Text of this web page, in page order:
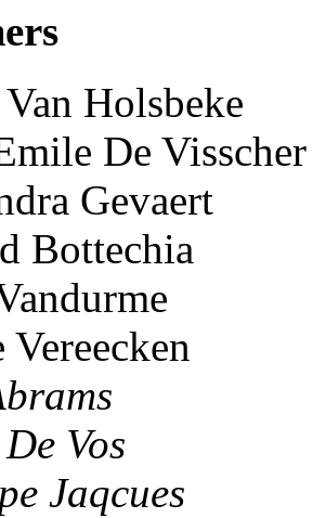
Van Holsbeke
De Visscher
Gevaert
Bottechia
Vereecken
Vos
Jaqcues